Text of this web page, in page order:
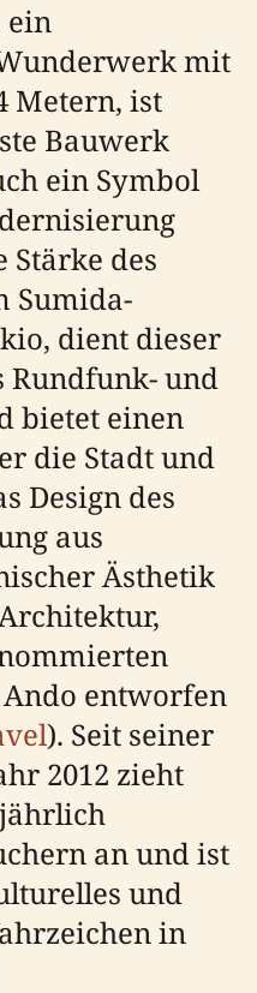
ein
mit
Metern, ist
Bauwerk
ein Symbol
Stärke des
Sumida-
dient dieser
Rundfunk- und
bietet einen
die Stadt und
Design des
aus
Ästhetik
entworfen
). Seit seiner
2012 zieht
an und ist
und
in